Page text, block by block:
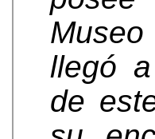
llegó
de